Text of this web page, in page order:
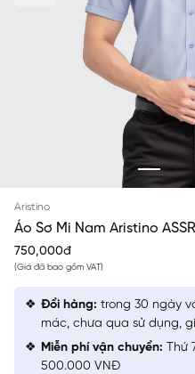
Aristino
Áo Sơ Mi Nam Aristino
750,000đ
(Giá đã bao gồm VAT)
Đổi hàng: trong 30 ngày
mác, chưa qua sử dụng,
Miễn phí vận chuyển: Thứ
500.000 VNĐ